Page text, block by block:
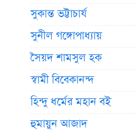
সুকান্ত ভট্টাচার্য
সুনীল গঙ্গোপাধ্যায়
সৈয়দ শামসুল হক
স্বামী বিবেকানন্দ
হিন্দু ধর্মের মহান বই
হুমায়ুন আজাদ